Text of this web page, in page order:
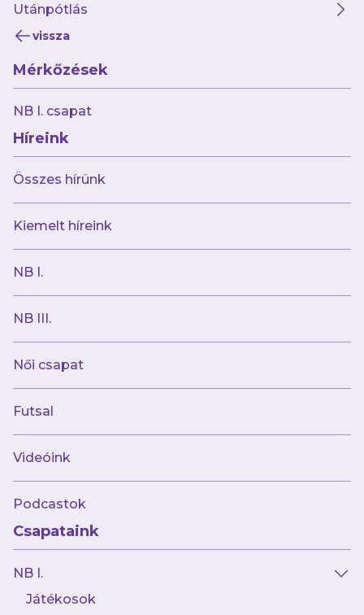
Utánpótlás
vissza
Mérkőzések
NB I. csapat
Híreink
Összes hírünk
Kiemelt híreink
NB I.
NB III.
Női csapat
Futsal
Videóink
Podcastok
Csapataink
NB I.
Játékosok
Spotify